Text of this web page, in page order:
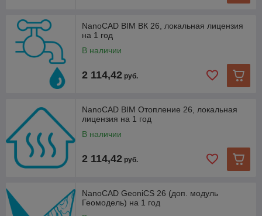
NanoCAD BIM ВК 26, локальная лицензия
на 1 год
В наличии
2 114,42 руб.
NanoCAD BIM Отопление 26, локальная
лицензия на 1 год
В наличии
2 114,42 руб.
NanoCAD GeoniCS 26 (доп. модуль
Геомодель) на 1 год